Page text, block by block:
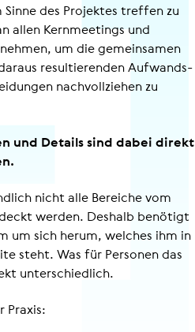
des Projektes treffen zu
allen Kernmeetings und
um die gemeinsamen
resultierenden Aufwands­
nachvollziehen zu
und Details sind dabei direkt
nicht alle Bereiche vom
werden. Deshalb benötigt
um sich herum, welches ihm in
steht. Was für Personen das
unter­schied­lich.
Praxis: